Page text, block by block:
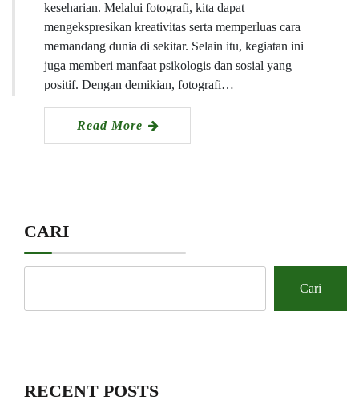
keseharian. Melalui fotografi, kita dapat
mengekspresikan kreativitas serta memperluas cara
memandang dunia di sekitar. Selain itu, kegiatan ini
juga memberi manfaat psikologis dan sosial yang
positif. Dengan demikian, fotografi…
Read More
CARI
Cari
RECENT POSTS